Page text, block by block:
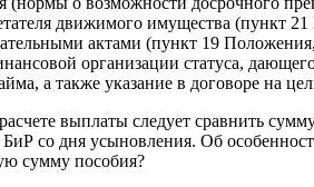
движимого имущества (пункт
актами (пункт 19
организации статуса,
а также указание в договоре на
выплаты следует сравнить
со дня усыновления. Об
сумму пособия?